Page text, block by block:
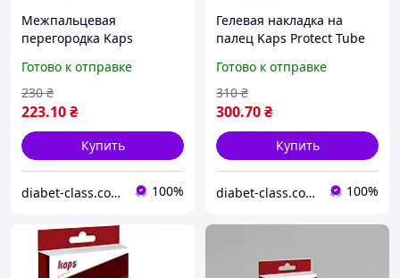
Межпальцевая
перегородка Kaps
Готово к отправке
223.10₴
230 ₴
Купить
diabet-class.com.ua - товары для диабетиков по самым низким ценам 100%
Гелевая накладка на
палец Kaps Protect Tube
Готово к отправке
300.70₴
310 ₴
Купить
diabet-class.com.ua - товары для диабетиков по самым низким ценам 100%